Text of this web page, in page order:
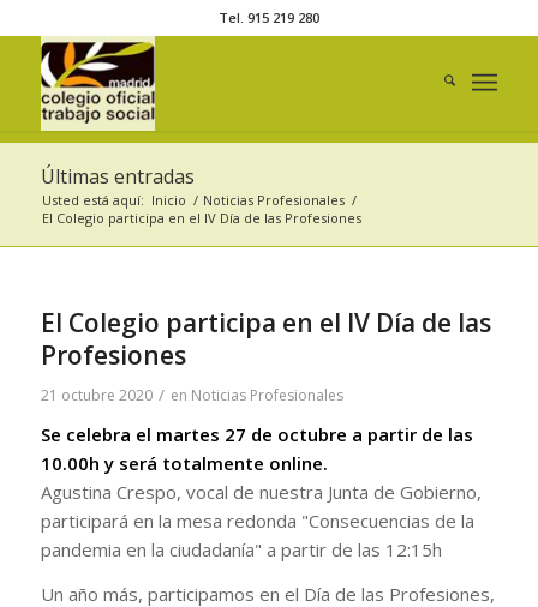
Tel. 915 219 280
Últimas entradas
Usted está aquí: Inicio / Noticias Profesionales /
El Colegio participa en el IV Día de las Profesiones
El Colegio participa en el IV Día de las
Profesiones
21 octubre 2020 / en Noticias Profesionales
Se celebra el martes 27 de octubre a partir de las
10.00h y será totalmente online.
Agustina Crespo, vocal de nuestra Junta de Gobierno,
participará en la mesa redonda "Consecuencias de la
pandemia en la ciudadanía" a partir de las 12:15h
Un año más, participamos en el Día de las Profesiones,